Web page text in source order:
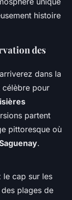
histoire
des
dans la
célèbre pour
partent
pittoresque où
.
le cap sur les
plages de